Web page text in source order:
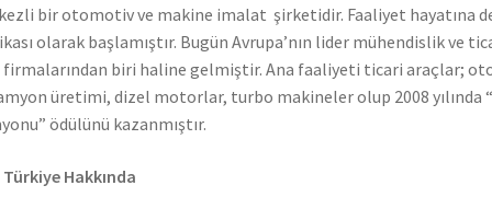
bir otomotiv ve makine imalat şirketidir. Faaliyet hayatına
olarak başlamıştır. Bugün Avrupa’nın lider mühendislik ve
firmalarından biri haline gelmiştir. Ana faaliyeti ticari araçlar;
üretimi, dizel motorlar, turbo makineler olup 2008 yılında
ödülünü kazanmıştır.
Türkiye Hakkında